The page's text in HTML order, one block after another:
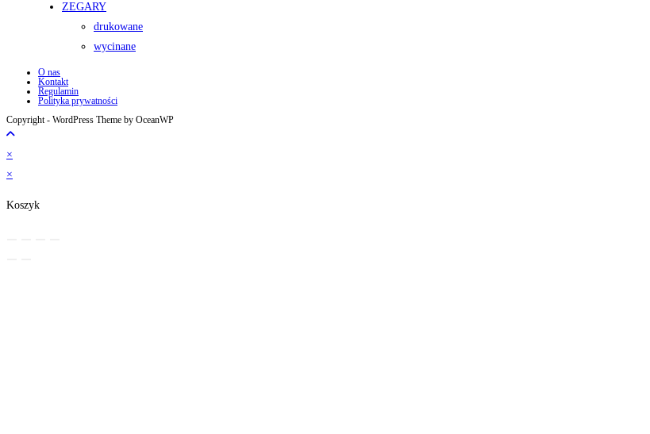
ZEGARY
drukowane
wycinane
O nas
Kontakt
Regulamin
Polityka prywatności
Copyright - WordPress Theme by OceanWP
×
×
Koszyk